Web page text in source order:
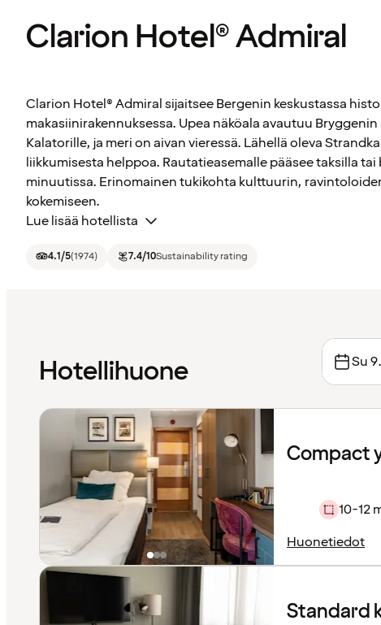
Clarion Hotel® Admiral
Clarion Hotel® Admiral sijaitsee Bergenin keskustassa
makasiinirakennuksessa. Upea näköala avautuu
Kalatorille, ja meri on aivan vieressä. Lähellä oleva
liikkumisesta helppoa. Rautatieasemalle pääsee taksilla tai
minuutissa. Erinomainen tukikohta kulttuurin,
kokemiseen.
Lue lisää hotellista
4.1/5(1974) 7.4/10Sustainability rating
Hotellihuone Su
Compact
10-12
Huonetiedot
Standard